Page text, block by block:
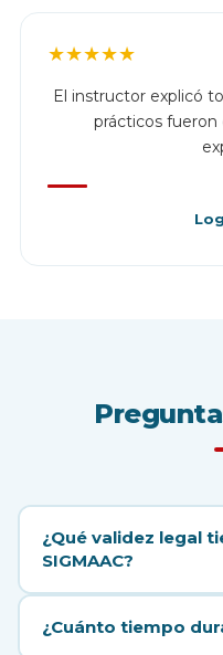
★★★★★
El instructor explicó
prácticos fueron
¿Qué validez legal
SIGMAAC?
STPS. El curso de
¿Cuánto tiempo